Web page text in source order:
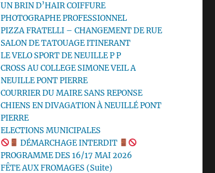
UN BRIN D’HAIR COIFFURE
PHOTOGRAPHE PROFESSIONNEL
PIZZA FRATELLI – CHANGEMENT DE RUE
SALON DE TATOUAGE ITINERANT
LE VELO SPORT DE NEUILLE P P
CROSS AU COLLEGE SIMONE VEIL A
NEUILLE PONT PIERRE
COURRIER DU MAIRE SANS REPONSE
CHIENS EN DIVAGATION À NEUILLÉ PONT
PIERRE
ELECTIONS MUNICIPALES
DÉMARCHAGE INTERDIT
PROGRAMME DES 16/17 MAI 2026
FÊTE AUX FROMAGES (Suite)